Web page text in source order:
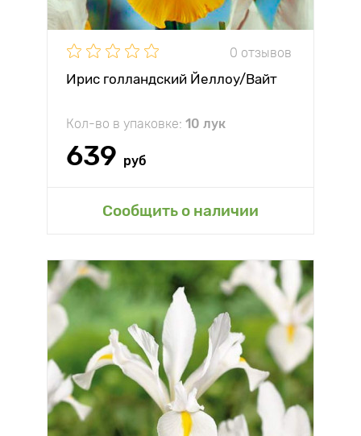
0 отзывов
Ирис голландский Йеллоу/Вайт
Кол-во в упаковке: 10 лук
639 руб
Сообщить о наличии